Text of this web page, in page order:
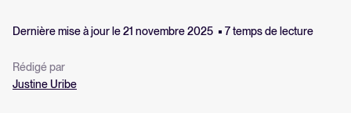
Tout savoir sur les logiciels ATS
Calculateur de ROI
Estimez vos économies avec Tellent Recruitee
Dernière mise à jour le 21 novembre 2025 7 temps de lecture
Rédigé par
Justine Uribe